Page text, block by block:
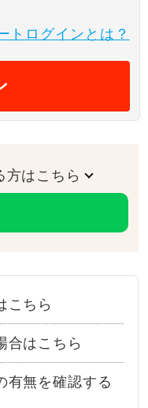
トログインとは？
はこちら
こちら
合はこちら
有無を確認する